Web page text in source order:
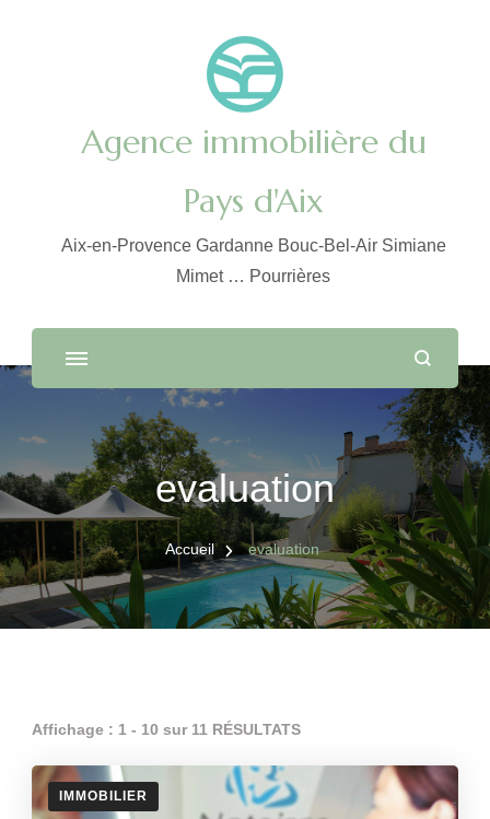
Agence immobilière du
Pays d'Aix
Aix-en-Provence Gardanne Bouc-Bel-Air Simiane
Mimet … Pourrières
evaluation
Accueil evaluation
Affichage : 1 - 10 sur 11 RÉSULTATS
IMMOBILIER